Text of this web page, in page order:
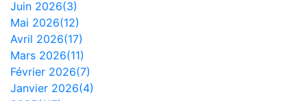
Juin 2026(3)
Mai 2026(12)
Avril 2026(17)
Mars 2026(11)
Février 2026(7)
Janvier 2026(4)